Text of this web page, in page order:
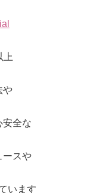
上
や
安全な
ースや
います